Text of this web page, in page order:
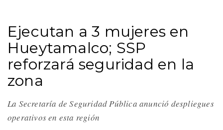
Ejecutan a 3 mujeres en
Hueytamalco; SSP
reforzará seguridad en la
zona
La Secretaría de Seguridad Pública anunció despliegues
operativos en esta región